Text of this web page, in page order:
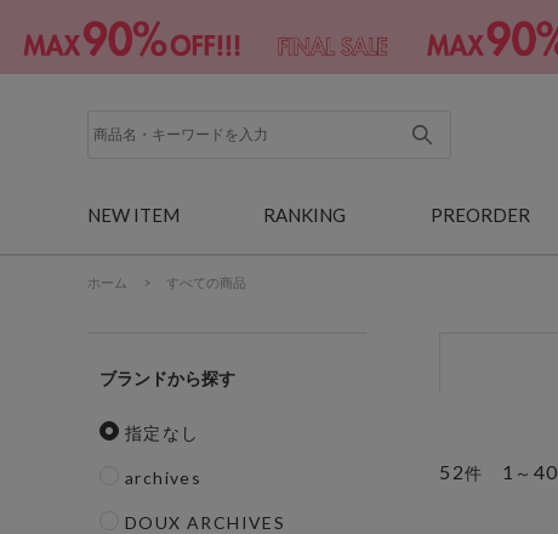
NEW ITEM RANKING PREORDER
ホーム > すべての商品
ブランド
指定なし
archives
DOUX ARCHIVES
52件 1 ～ 40